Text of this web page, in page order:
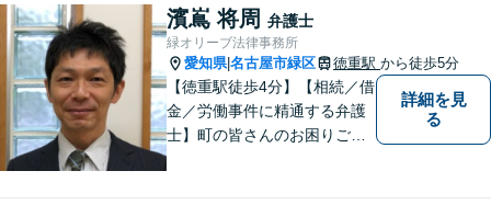
た幅広い対応業務で問題解決
に取り組みます。
濱嶌 将周 弁護士
緑オリーブ法律事務所
愛知県|名古屋市緑区 徳重駅 から徒歩5分
【徳重駅徒歩4分】【相続／借
金／労働事件に精通する弁護
士】町の皆さんのお困りごと
詳細を見
る